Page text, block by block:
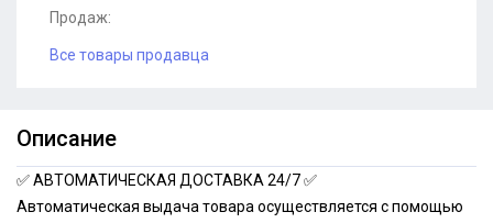
Продаж:
Все товары продавца
Описание
✅ АВТОМАТИЧЕСКАЯ ДОСТАВКА 24/7 ✅
Автоматическая выдача товара осуществляется с помощью